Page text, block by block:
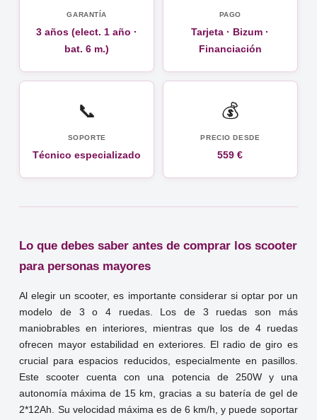
GARANTÍA
3 años (elect. 1 año ·
bat. 6 m.)
PAGO
Tarjeta · Bizum ·
Financiación
📞
SOPORTE
Técnico especializado
💰
PRECIO DESDE
559 €
Lo que debes saber antes de comprar los scooter
para personas mayores
Al elegir un scooter, es importante considerar si optar por un
modelo de 3 o 4 ruedas. Los de 3 ruedas son más
maniobrables en interiores, mientras que los de 4 ruedas
ofrecen mayor estabilidad en exteriores. El radio de giro es
crucial para espacios reducidos, especialmente en pasillos.
Este scooter cuenta con una potencia de 250W y una
autonomía máxima de 15 km, gracias a su batería de gel de
2*12Ah. Su velocidad máxima es de 6 km/h, y puede soportar